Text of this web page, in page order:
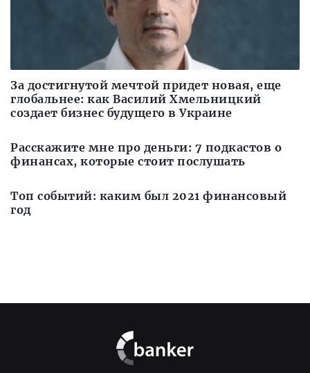
За достигнутой мечтой придет новая, еще
глобальнее: как Василий Хмельницкий
создает бизнес будущего в Украине
Расскажите мне про деньги: 7 подкастов о
финансах, которые стоит послушать
Топ событий: каким был 2021 финансовый
год